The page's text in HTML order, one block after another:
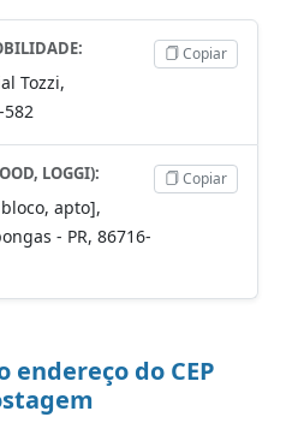
Tozzi,
Copiar
LOGGI):
apto],
- PR, 86716-
Copiar
endereço do CEP